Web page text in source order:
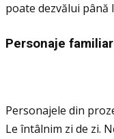
poate dezvălui până
Personaje
Personajele din
Le întâlnim zi de zi.